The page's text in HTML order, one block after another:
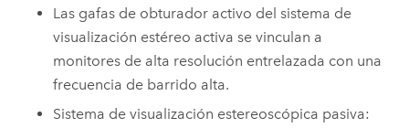
Las gafas de obturador activo del sistema de
visualización estéreo activa se vinculan a
monitores de alta resolución entrelazada con una
frecuencia de barrido alta.
Sistema de visualización estereoscópica pasiva: